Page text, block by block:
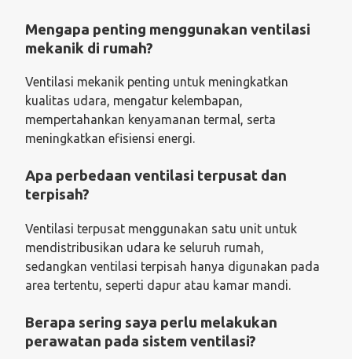
Mengapa penting menggunakan ventilasi
mekanik di rumah?
Ventilasi mekanik penting untuk meningkatkan
kualitas udara, mengatur kelembapan,
mempertahankan kenyamanan termal, serta
meningkatkan efisiensi energi.
Apa perbedaan ventilasi terpusat dan
terpisah?
Ventilasi terpusat menggunakan satu unit untuk
mendistribusikan udara ke seluruh rumah,
sedangkan ventilasi terpisah hanya digunakan pada
area tertentu, seperti dapur atau kamar mandi.
Berapa sering saya perlu melakukan
perawatan pada sistem ventilasi?